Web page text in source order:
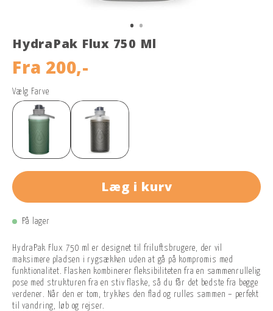
HydraPak Flux 750 Ml
Fra 200,-
Vælg Farve
Læg i kurv
På lager
HydraPak Flux 750 ml er designet til friluftsbrugere, der vil
maksimere pladsen i rygsækken uden at gå på kompromis med
funktionalitet. Flasken kombinerer fleksibiliteten fra en sammenrullelig
pose med strukturen fra en stiv flaske, så du får det bedste fra begge
verdener. Når den er tom, trykkes den flad og rulles sammen – perfekt
til vandring, løb og rejser.